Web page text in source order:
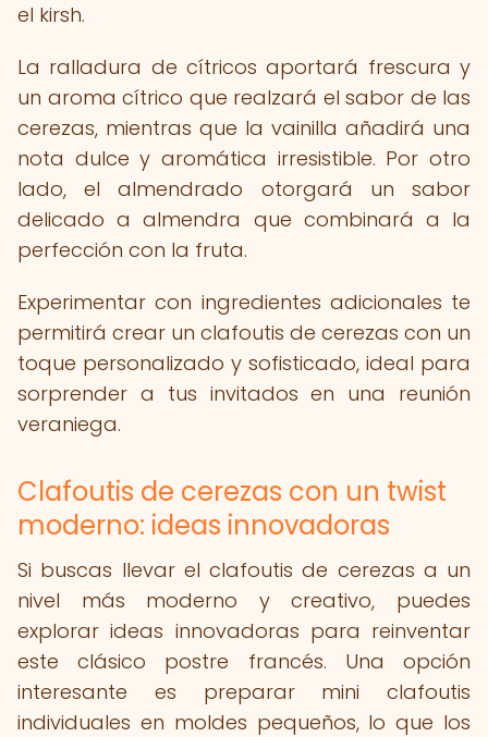
el kirsh.
La ralladura de cítricos aportará frescura y
un aroma cítrico que realzará el sabor de las
cerezas, mientras que la vainilla añadirá una
nota dulce y aromática irresistible. Por otro
lado, el almendrado otorgará un sabor
delicado a almendra que combinará a la
perfección con la fruta.
Experimentar con ingredientes adicionales te
permitirá crear un clafoutis de cerezas con un
toque personalizado y sofisticado, ideal para
sorprender a tus invitados en una reunión
veraniega.
Clafoutis de cerezas con un twist
moderno: ideas innovadoras
Si buscas llevar el clafoutis de cerezas a un
nivel más moderno y creativo, puedes
explorar ideas innovadoras para reinventar
este clásico postre francés. Una opción
interesante es preparar mini clafoutis
individuales en moldes pequeños, lo que los